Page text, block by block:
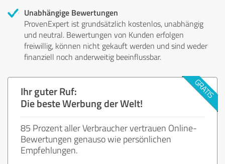
Unabhängige Bewertungen
ProvenExpert ist grundsätzlich kostenlos, unabhängig
und neutral. Bewertungen von Kunden erfolgen
freiwillig, können nicht gekauft werden und sind weder
finanziell noch anderweitig beeinflussbar.
Ihr guter Ruf:
Die beste Werbung der Welt!
85 Prozent aller Verbraucher vertrauen Online-
Bewertungen genauso wie persönlichen
Empfehlungen.